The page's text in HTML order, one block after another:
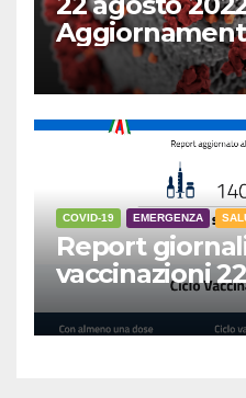
COVID-19 EMERGENZA
Report
vaccinazioni